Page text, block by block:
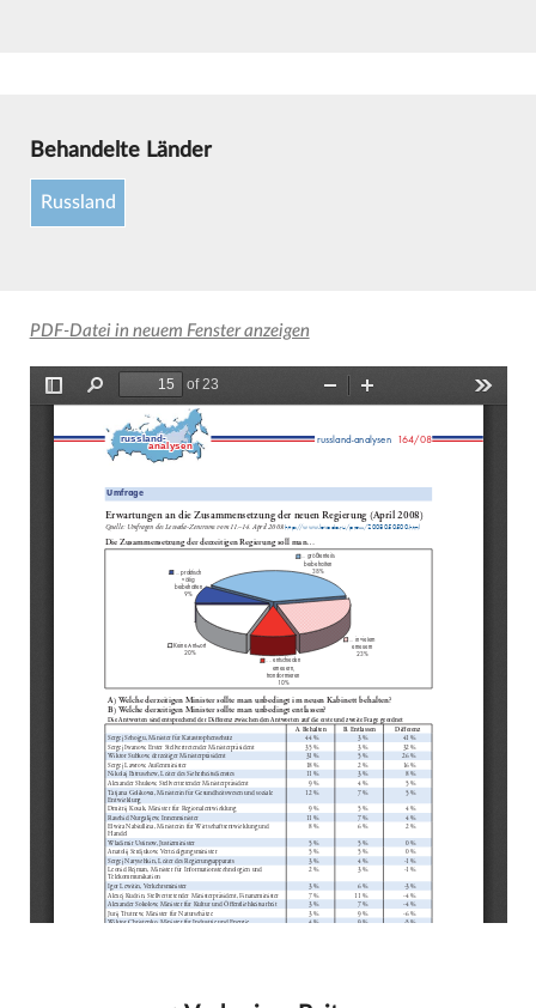
Behandelte Länder
Russland
PDF-Datei in neuem Fenster anzeigen